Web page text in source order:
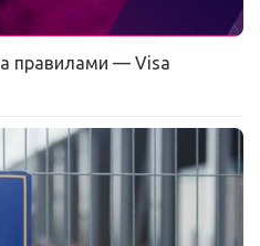
правилами — Visa